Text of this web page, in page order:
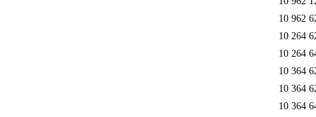
10 962
10 264
10 264
10 364
10 364
10 364